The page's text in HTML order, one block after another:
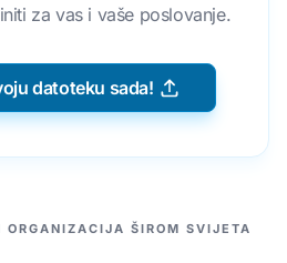
za vas i vaše poslovanje.
datoteku sada!
ORGANIZACIJA ŠIROM SVIJETA